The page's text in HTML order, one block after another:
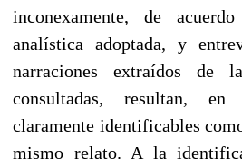
inconexamente, de
analística adoptada, y
narraciones extraídos de
consultadas, resultan,
claramente identificables
mismo relato. A la